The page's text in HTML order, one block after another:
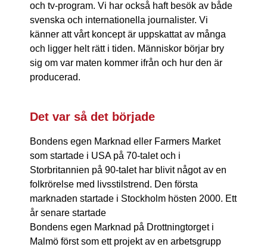
och tv-program. Vi har också haft besök av både
svenska och internationella journalister. Vi
känner att vårt koncept är uppskattat av många
och ligger helt rätt i tiden. Människor börjar bry
sig om var maten kommer ifrån och hur den är
producerad.
Det var så det började
Bondens egen Marknad eller Farmers Market
som startade i USA på 70-talet och i
Storbritannien på 90-talet har blivit något av en
folkrörelse med livsstilstrend. Den första
marknaden startade i Stockholm hösten 2000. Ett
år senare startade
Bondens egen Marknad på Drottningtorget i
Malmö först som ett projekt av en arbetsgrupp